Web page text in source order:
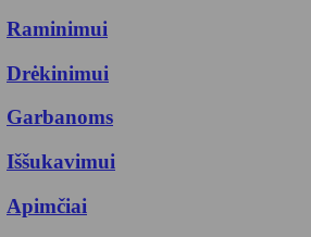
Raminimui
Drėkinimui
Garbanoms
Iššukavimui
Apimčiai